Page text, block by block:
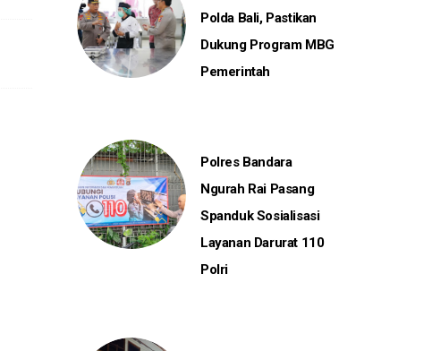
Polda Bali, Pastikan
Dukung Program MBG
Pemerintah
Polres Bandara
Ngurah Rai Pasang
Spanduk Sosialisasi
Layanan Darurat 110
Polri